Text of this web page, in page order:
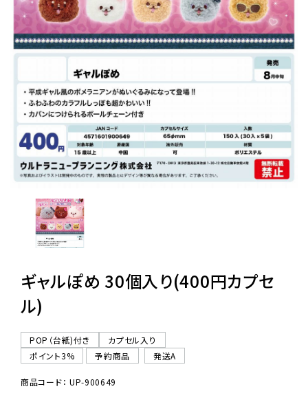
景品・玩具・文具
販促用カプセルトイ
よくあるご質問
ご利用ガイド
06-6282-7659
ギャルぽめ 30個入り(400円カプセ
ル)
POP（台紙)付き
カプセル入り
ポイント3%
予約商品 発送A
商品コード： UP-900649